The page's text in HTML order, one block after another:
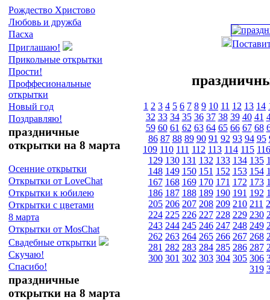
Рождество Христово
Любовь и дружба
Пасха
Приглашаю!
Прикольные открытки
Прости!
Проффесиональные
открытки
Новый год
Поздравляю!
праздничные
открытки на 8 марта
Осенние открытки
Открытки от LoveChat
Открытки к юбилею
Открытки с цветами
8 марта
Открытки от MosChat
Свадебные открытки
Скучаю!
Спасибо!
праздничные
открытки на 8 марта
1 2 3 4 5 6 7 8 9 10 11 12 13 14
32 33 34 35 36 37 38 39 40 41
59 60 61 62 63 64 65 66 67 68
86 87 88 89 90 91 92 93 94 95
109 110 111 112 113 114 115 116
129 130 131 132 133 134 135
148 149 150 151 152 153 154
167 168 169 170 171 172 173
186 187 188 189 190 191 192
205 206 207 208 209 210 211
224 225 226 227 228 229 230
243 244 245 246 247 248 249
262 263 264 265 266 267 268
281 282 283 284 285 286 287
300 301 302 303 304 305 306
319